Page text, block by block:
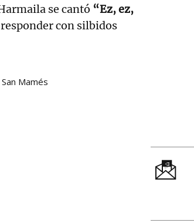
se cantó “Ez, ez,
con silbidos
San Mamés